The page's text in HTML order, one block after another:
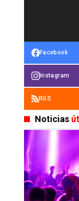
Facebook
Instagram
RSS
Noticias